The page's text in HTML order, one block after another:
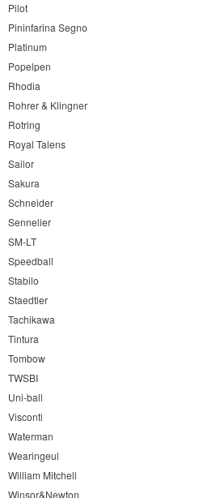
Pilot
Pininfarina Segno
Platinum
Popelpen
Rhodia
Rohrer & Klingner
Rotring
Royal Talens
Sailor
Sakura
Schneider
Sennelier
SM-LT
Speedball
Stabilo
Staedtler
Tachikawa
Tintura
Tombow
TWSBI
Uni-ball
Visconti
Waterman
Wearingeul
William Mitchell
Winsor&Newton